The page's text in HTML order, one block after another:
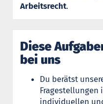
Arbeitsrecht.
Diese
bei uns
Du berätst
Fragestellungen
individuellen